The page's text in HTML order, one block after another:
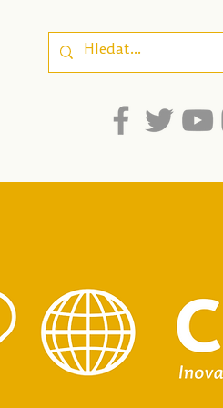
srozumitelnost pro
dospívající